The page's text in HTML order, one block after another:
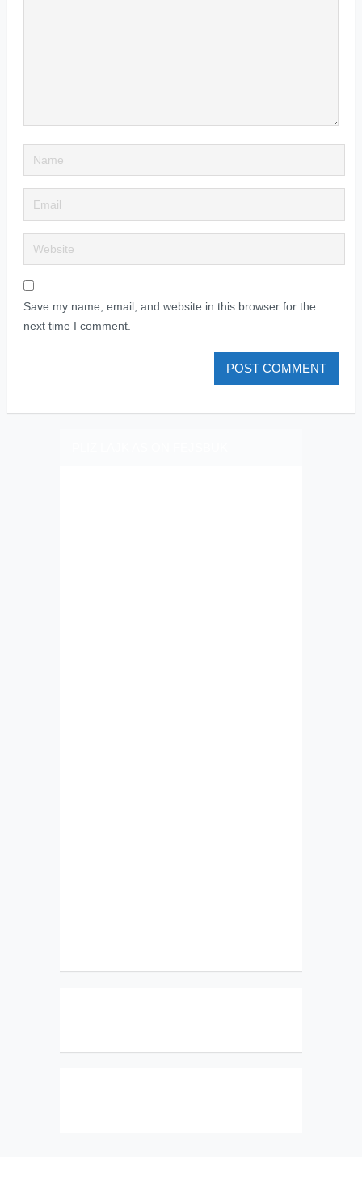
Save my name, email, and website in this browser for the
next time I comment.